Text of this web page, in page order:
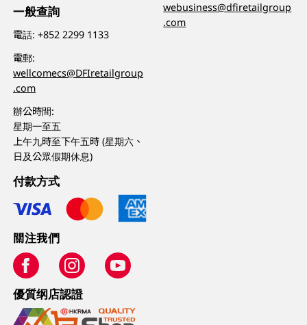
一般查詢
電話:+852 2299 1133
電郵:
wellcomecs@DFIretailgroup
.com
辦公時間:
星期一至五
上午九時至下午五時 (星期六、
日及公眾假期休息)
webusiness@dfiretailgroup
.com
付款方式
關注我們
優質纲店認證